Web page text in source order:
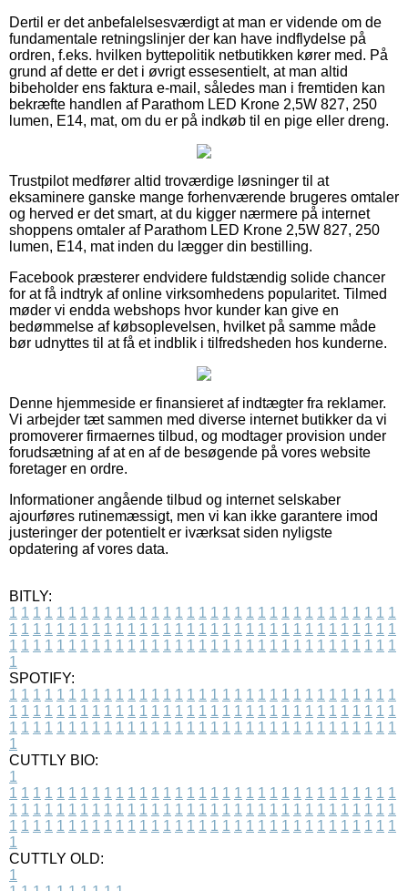
Dertil er det anbefalelsesværdigt at man er vidende om de
fundamentale retningslinjer der kan have indflydelse på
ordren, f.eks. hvilken byttepolitik netbutikken kører med. På
grund af dette er det i øvrigt essesentielt, at man altid
bibeholder ens faktura e-mail, således man i fremtiden kan
bekræfte handlen af Parathom LED Krone 2,5W 827, 250
lumen, E14, mat, om du er på indkøb til en pige eller dreng.
Trustpilot medfører altid troværdige løsninger til at
eksaminere ganske mange forhenværende brugeres omtaler
og herved er det smart, at du kigger nærmere på internet
shoppens omtaler af Parathom LED Krone 2,5W 827, 250
lumen, E14, mat inden du lægger din bestilling.
Facebook præsterer endvidere fuldstændig solide chancer
for at få indtryk af online virksomhedens popularitet. Tilmed
møder vi endda webshops hvor kunder kan give en
bedømmelse af købsoplevelsen, hvilket på samme måde
bør udnyttes til at få et indblik i tilfredsheden hos kunderne.
Denne hjemmeside er finansieret af indtægter fra reklamer.
Vi arbejder tæt sammen med diverse internet butikker da vi
promoverer firmaernes tilbud, og modtager provision under
forudsætning af at en af de besøgende på vores website
foretager en ordre.
Informationer angående tilbud og internet selskaber
ajourføres rutinemæssigt, men vi kan ikke garantere imod
justeringer der potentielt er iværksat siden nyligste
opdatering af vores data.
BITLY:
1 1 1 1 1 1 1 1 1 1 1 1 1 1 1 1 1 1 1 1 1 1 1 1 1 1 1 1 1 1 1 1 1
1 1 1 1 1 1 1 1 1 1 1 1 1 1 1 1 1 1 1 1 1 1 1 1 1 1 1 1 1 1 1 1 1
1 1 1 1 1 1 1 1 1 1 1 1 1 1 1 1 1 1 1 1 1 1 1 1 1 1 1 1 1 1 1 1 1
1
SPOTIFY:
1 1 1 1 1 1 1 1 1 1 1 1 1 1 1 1 1 1 1 1 1 1 1 1 1 1 1 1 1 1 1 1 1
1 1 1 1 1 1 1 1 1 1 1 1 1 1 1 1 1 1 1 1 1 1 1 1 1 1 1 1 1 1 1 1 1
1 1 1 1 1 1 1 1 1 1 1 1 1 1 1 1 1 1 1 1 1 1 1 1 1 1 1 1 1 1 1 1 1
1
CUTTLY BIO:
1
1 1 1 1 1 1 1 1 1 1 1 1 1 1 1 1 1 1 1 1 1 1 1 1 1 1 1 1 1 1 1 1 1
1 1 1 1 1 1 1 1 1 1 1 1 1 1 1 1 1 1 1 1 1 1 1 1 1 1 1 1 1 1 1 1 1
1 1 1 1 1 1 1 1 1 1 1 1 1 1 1 1 1 1 1 1 1 1 1 1 1 1 1 1 1 1 1 1 1
1
CUTTLY OLD:
1